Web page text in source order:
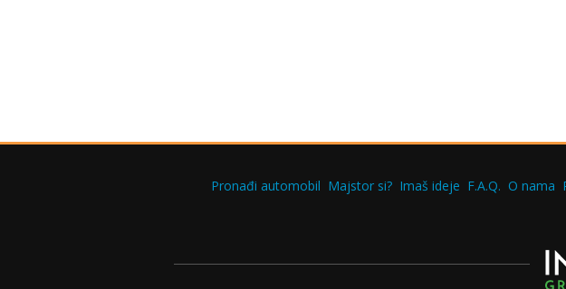
Pronađi automobil Majstor si? Imaš ideje F.A.Q. O nama